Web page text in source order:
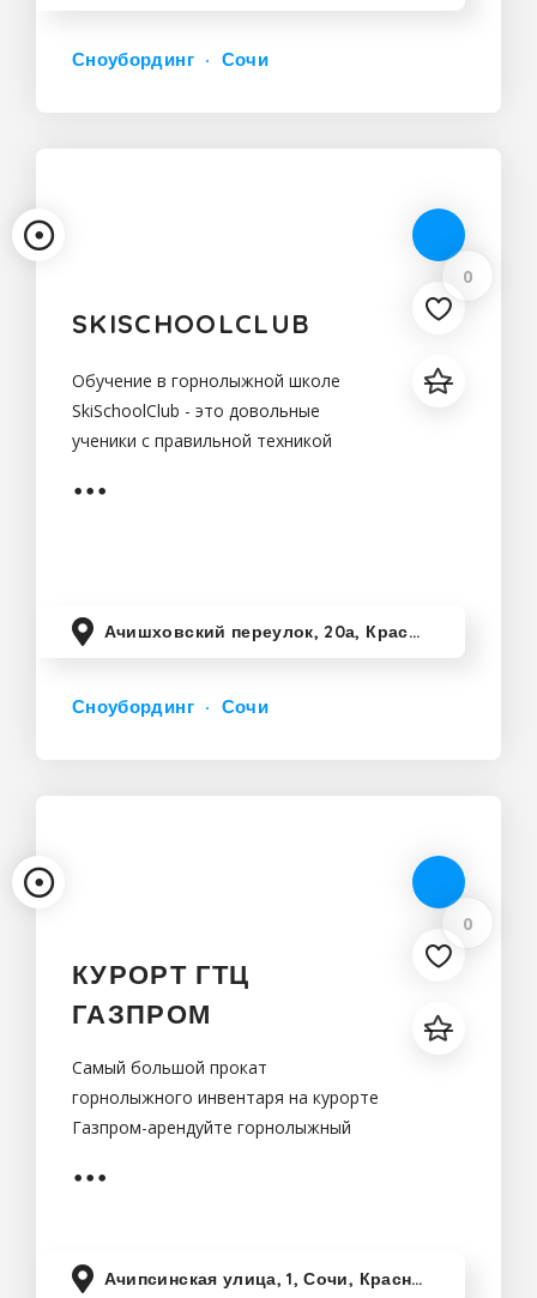
Сноубординг Сочи
0
SKISCHOOLCLUB
Обучение в горнолыжной школе
SkiSchoolClub - это довольные
ученики с правильной техникой
положительных эмоций, блеск в
Ачишховский переулок, 20а, Красная Поляна, Краснодарский край, Россия
Сноубординг Сочи
0
КУРОРТ ГТЦ
ГАЗПРОМ
Самый большой прокат
горнолыжного инвентаря на курорте
Газпром-арендуйте горнолыжный
дороги!350 новых сноубордических
Ачипсинская улица, 1, Сочи, Краснодарский край, Россия